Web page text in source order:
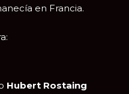
en Francia.
Hubert Rostaing